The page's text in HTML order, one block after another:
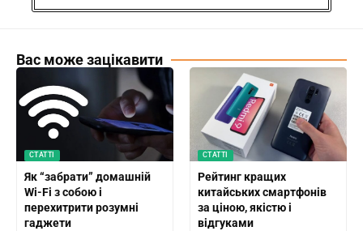
Вас може зацікавити
СТАТТІ
Як “забрати” домашній
Wi-Fi з собою і
перехитрити розумні
гаджети
СТАТТІ
Рейтинг кращих
китайських смартфонів
за ціною, якістю і
відгуками